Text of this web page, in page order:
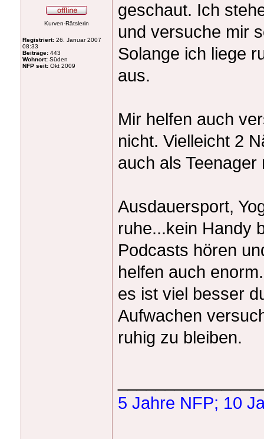
Kurven-Rätslerin
Registriert: 26. Januar 2007
08:33
Beiträge: 443
Wohnort: Süden
NFP seit: Okt 2009
geschaut. Ich
und versuche mir
Solange ich liege
aus.
Mir helfen auch
nicht. Vielleicht 2
auch als
Ausdauersport,
ruhe...kein Handy
Podcasts hören
helfen auch
es ist viel besser
Aufwachen
ruhig zu bleiben.
5 Jahre NFP; 10